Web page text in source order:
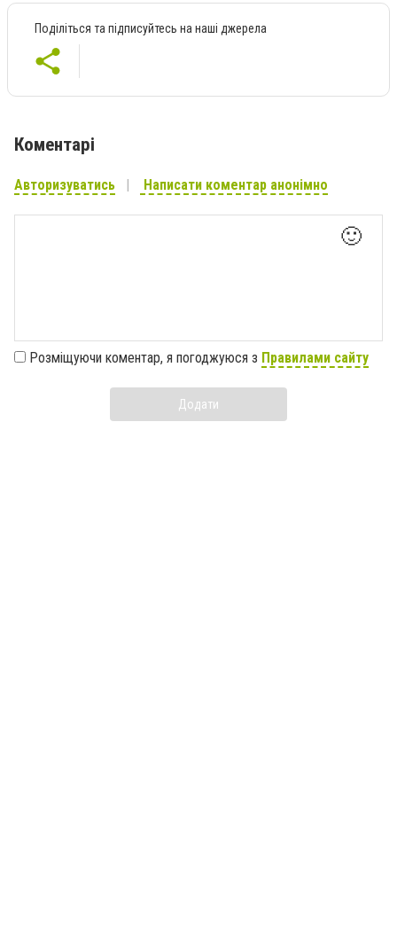
Поділіться та підписуйтесь на наші джерела
Коментарі
Авторизуватись Написати коментар анонімно
🙂
Розміщуючи коментар, я погоджуюся з Правилами сайту
Додати